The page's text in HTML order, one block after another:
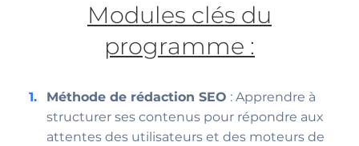
Modules clés du
programme :
Méthode de rédaction SEO : Apprendre à
structurer ses contenus pour répondre aux
attentes des utilisateurs et des moteurs de